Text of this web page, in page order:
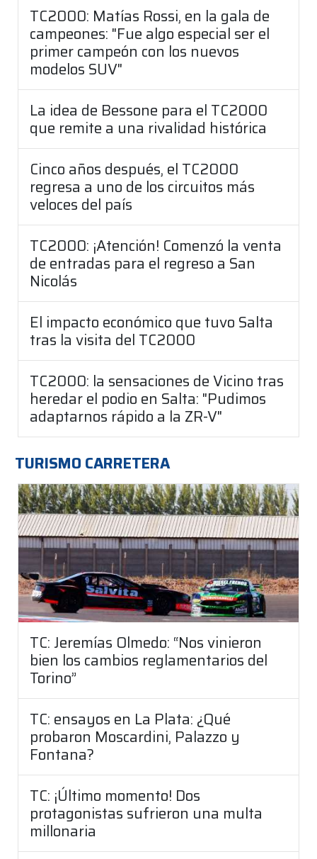
TC2000: Matías Rossi, en la gala de
campeones: "Fue algo especial ser el
primer campeón con los nuevos
modelos SUV"
La idea de Bessone para el TC2000
que remite a una rivalidad histórica
Cinco años después, el TC2000
regresa a uno de los circuitos más
veloces del país
TC2000: ¡Atención! Comenzó la venta
de entradas para el regreso a San
Nicolás
El impacto económico que tuvo Salta
tras la visita del TC2000
TC2000: la sensaciones de Vicino tras
heredar el podio en Salta: "Pudimos
adaptarnos rápido a la ZR-V"
TURISMO CARRETERA
TC: Jeremías Olmedo: “Nos vinieron
bien los cambios reglamentarios del
Torino”
TC: ensayos en La Plata: ¿Qué
probaron Moscardini, Palazzo y
Fontana?
TC: ¡Último momento! Dos
protagonistas sufrieron una multa
millonaria